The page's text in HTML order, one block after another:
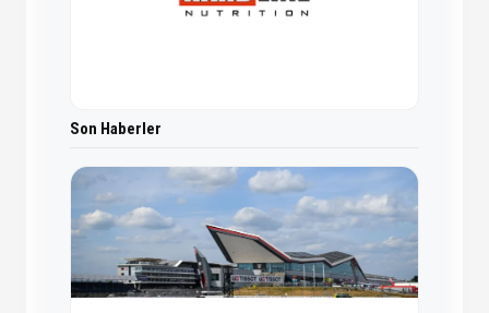
Son Haberler